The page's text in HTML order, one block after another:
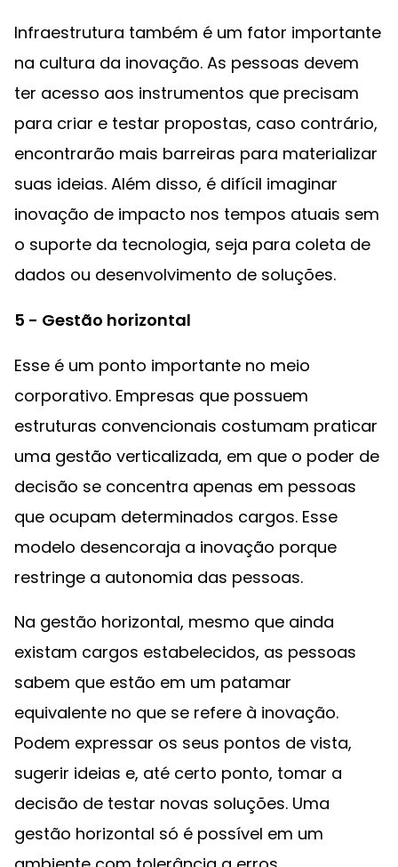
Infraestrutura também é um fator importante
na cultura da inovação. As pessoas devem
ter acesso aos instrumentos que precisam
para criar e testar propostas, caso contrário,
encontrarão mais barreiras para materializar
suas ideias. Além disso, é difícil imaginar
inovação de impacto nos tempos atuais sem
o suporte da tecnologia, seja para coleta de
dados ou desenvolvimento de soluções.
5 - Gestão horizontal
Esse é um ponto importante no meio
corporativo. Empresas que possuem
estruturas convencionais costumam praticar
uma gestão verticalizada, em que o poder de
decisão se concentra apenas em pessoas
que ocupam determinados cargos. Esse
modelo desencoraja a inovação porque
restringe a autonomia das pessoas.
Na gestão horizontal, mesmo que ainda
existam cargos estabelecidos, as pessoas
sabem que estão em um patamar
equivalente no que se refere à inovação.
Podem expressar os seus pontos de vista,
sugerir ideias e, até certo ponto, tomar a
decisão de testar novas soluções. Uma
gestão horizontal só é possível em um